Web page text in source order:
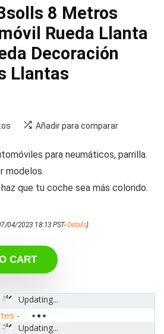
8 Metros
Rueda Llanta
Decoración
Llantas
Añadir para comparar
para neumáticos, parrilla.
modelos.
que tu coche sea más colorido.
04/2023 18:13 PST-Details)
CART
Updating...
Updating...
-